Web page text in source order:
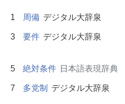
周備 デジタル大辞泉
要件 デジタル大辞泉
絶対条件 日本語表現辞典
多党制 デジタル大辞泉